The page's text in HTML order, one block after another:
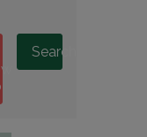
Search